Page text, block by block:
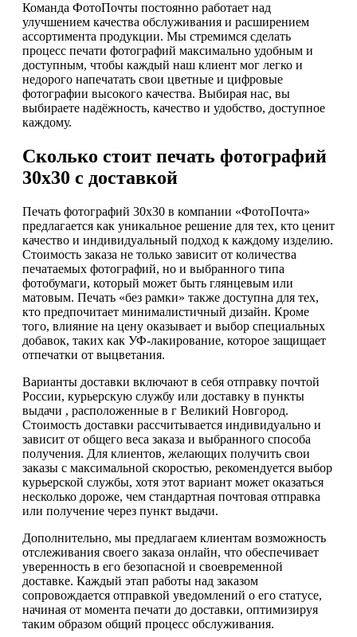
Команда ФотоПочты постоянно работает над
улучшением качества обслуживания и расширением
ассортимента продукции. Мы стремимся сделать
процесс печати фотографий максимально удобным и
доступным, чтобы каждый наш клиент мог легко и
недорого напечатать свои цветные и цифровые
фотографии высокого качества. Выбирая нас, вы
выбираете надёжность, качество и удобство, доступное
каждому.
Сколько стоит печать фотографий
30х30 с доставкой
Печать фотографий 30х30 в компании «ФотоПочта»
предлагается как уникальное решение для тех, кто ценит
качество и индивидуальный подход к каждому изделию.
Стоимость заказа не только зависит от количества
печатаемых фотографий, но и выбранного типа
фотобумаги, который может быть глянцевым или
матовым. Печать «без рамки» также доступна для тех,
кто предпочитает минималистичный дизайн. Кроме
того, влияние на цену оказывает и выбор специальных
добавок, таких как УФ-лакирование, которое защищает
отпечатки от выцветания.
Варианты доставки включают в себя отправку почтой
России, курьерскую службу или доставку в пункты
выдачи , расположенные в г Великий Новгород.
Стоимость доставки рассчитывается индивидуально и
зависит от общего веса заказа и выбранного способа
получения. Для клиентов, желающих получить свои
заказы с максимальной скоростью, рекомендуется выбор
курьерской службы, хотя этот вариант может оказаться
несколько дороже, чем стандартная почтовая отправка
или получение через пункт выдачи.
Дополнительно, мы предлагаем клиентам возможность
отслеживания своего заказа онлайн, что обеспечивает
уверенность в его безопасной и своевременной
доставке. Каждый этап работы над заказом
сопровождается отправкой уведомлений о его статусе,
начиная от момента печати до доставки, оптимизируя
таким образом общий процесс обслуживания.